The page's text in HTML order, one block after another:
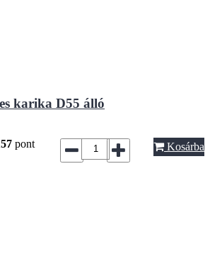
karika D55 álló
pont Kosárba